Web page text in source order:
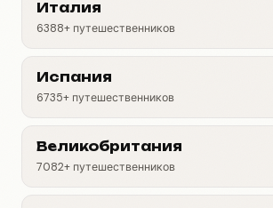
Италия
6388+ путешественников
Испания
6735+ путешественников
Великобритания
7082+ путешественников